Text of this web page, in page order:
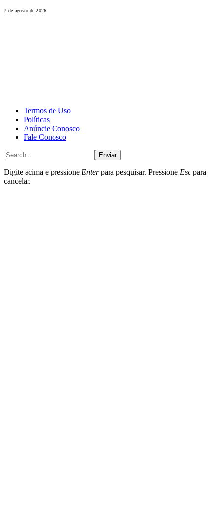
7 de agosto de 2026
Termos de Uso
Políticas
Anúncie Conosco
Fale Conosco
Enviar
Digite acima e pressione Enterpara pesquisar. Pressione Esc para
cancelar.